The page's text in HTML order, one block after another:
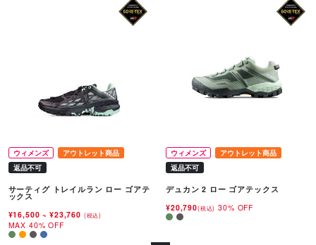
ウィメンズ
アウトレット商品
返品不可
サーティグ トレイルラン ロー ゴアテ
ックス
¥16,500~ ¥23,760 (税込)
MAX 40% OFF
ウィメンズ
アウトレット商品
返品不可
デュカン 2 ロー ゴアテックス
¥20,790(税込) 30% OFF